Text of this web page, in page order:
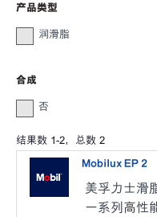
产品类型
润滑脂
合成
否
结果数 1-2，总数 2
Mobilux EP 2
美孚力士滑
一系列高性